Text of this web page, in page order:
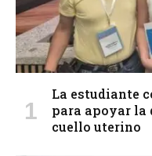
La estudiante
para apoyar la
cuello uterino